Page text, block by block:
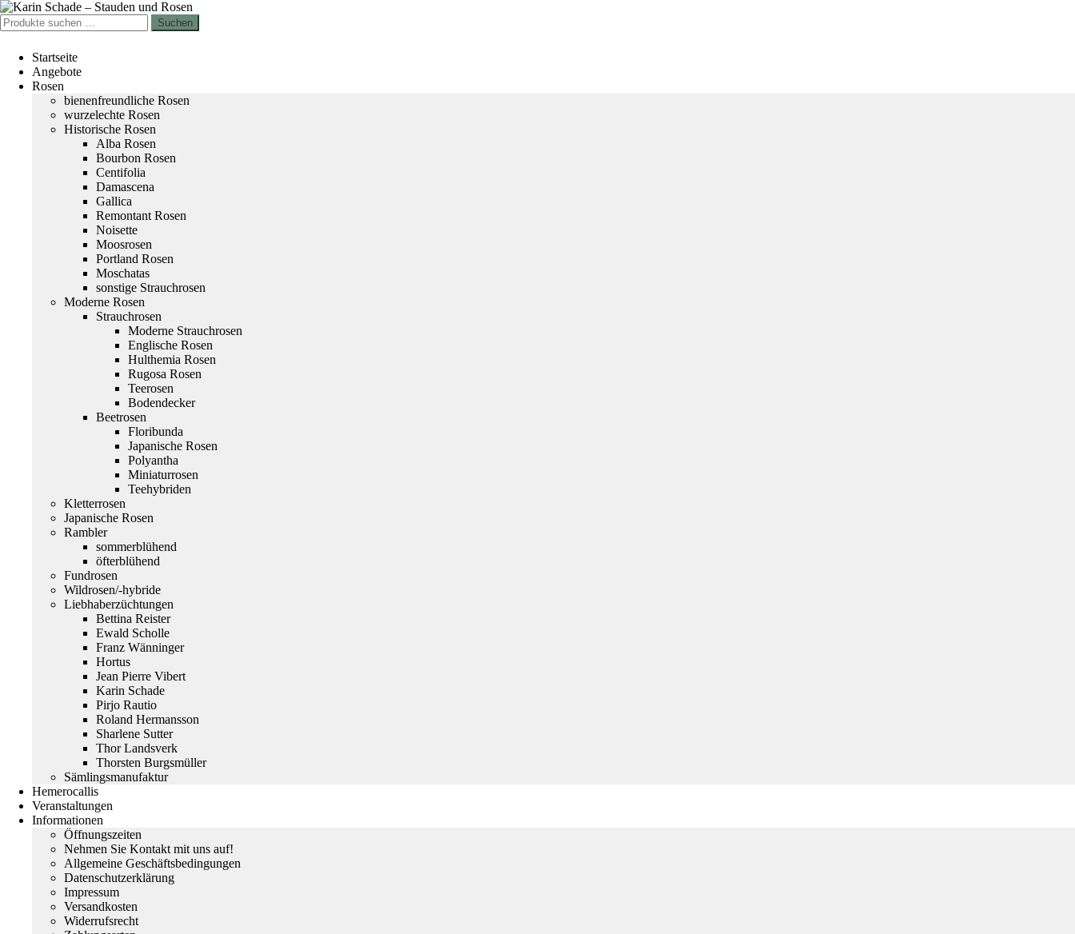
Zur
Navigation
springen
Zum
Inhalt
springen
Suchen
nach:
Suchen
Startseite
Angebote
Rosen
bienenfreundliche Rosen
wurzelechte Rosen
Historische Rosen
Alba Rosen
Bourbon Rosen
Centifolia
Damascena
Gallica
Remontant Rosen
Noisette
Moosrosen
Portland Rosen
Moschatas
sonstige Strauchrosen
Moderne Rosen
Strauchrosen
Moderne Strauchrosen
Englische Rosen
Hulthemia Rosen
Rugosa Rosen
Teerosen
Bodendecker
Beetrosen
Floribunda
Japanische Rosen
Polyantha
Miniaturrosen
Teehybriden
Kletterrosen
Japanische Rosen
Rambler
sommerblühend
öfterblühend
Fundrosen
Wildrosen/-hybride
Liebhaberzüchtungen
Bettina Reister
Ewald Scholle
Franz Wänninger
Hortus
Jean Pierre Vibert
Karin Schade
Pirjo Rautio
Roland Hermansson
Sharlene Sutter
Thor Landsverk
Thorsten Burgsmüller
Sämlingsmanufaktur
Hemerocallis
Veranstaltungen
Informationen
Öffnungszeiten
Nehmen Sie Kontakt mit uns auf!
Allgemeine Geschäftsbedingungen
Datenschutzerklärung
Impressum
Versandkosten
Widerrufsrecht